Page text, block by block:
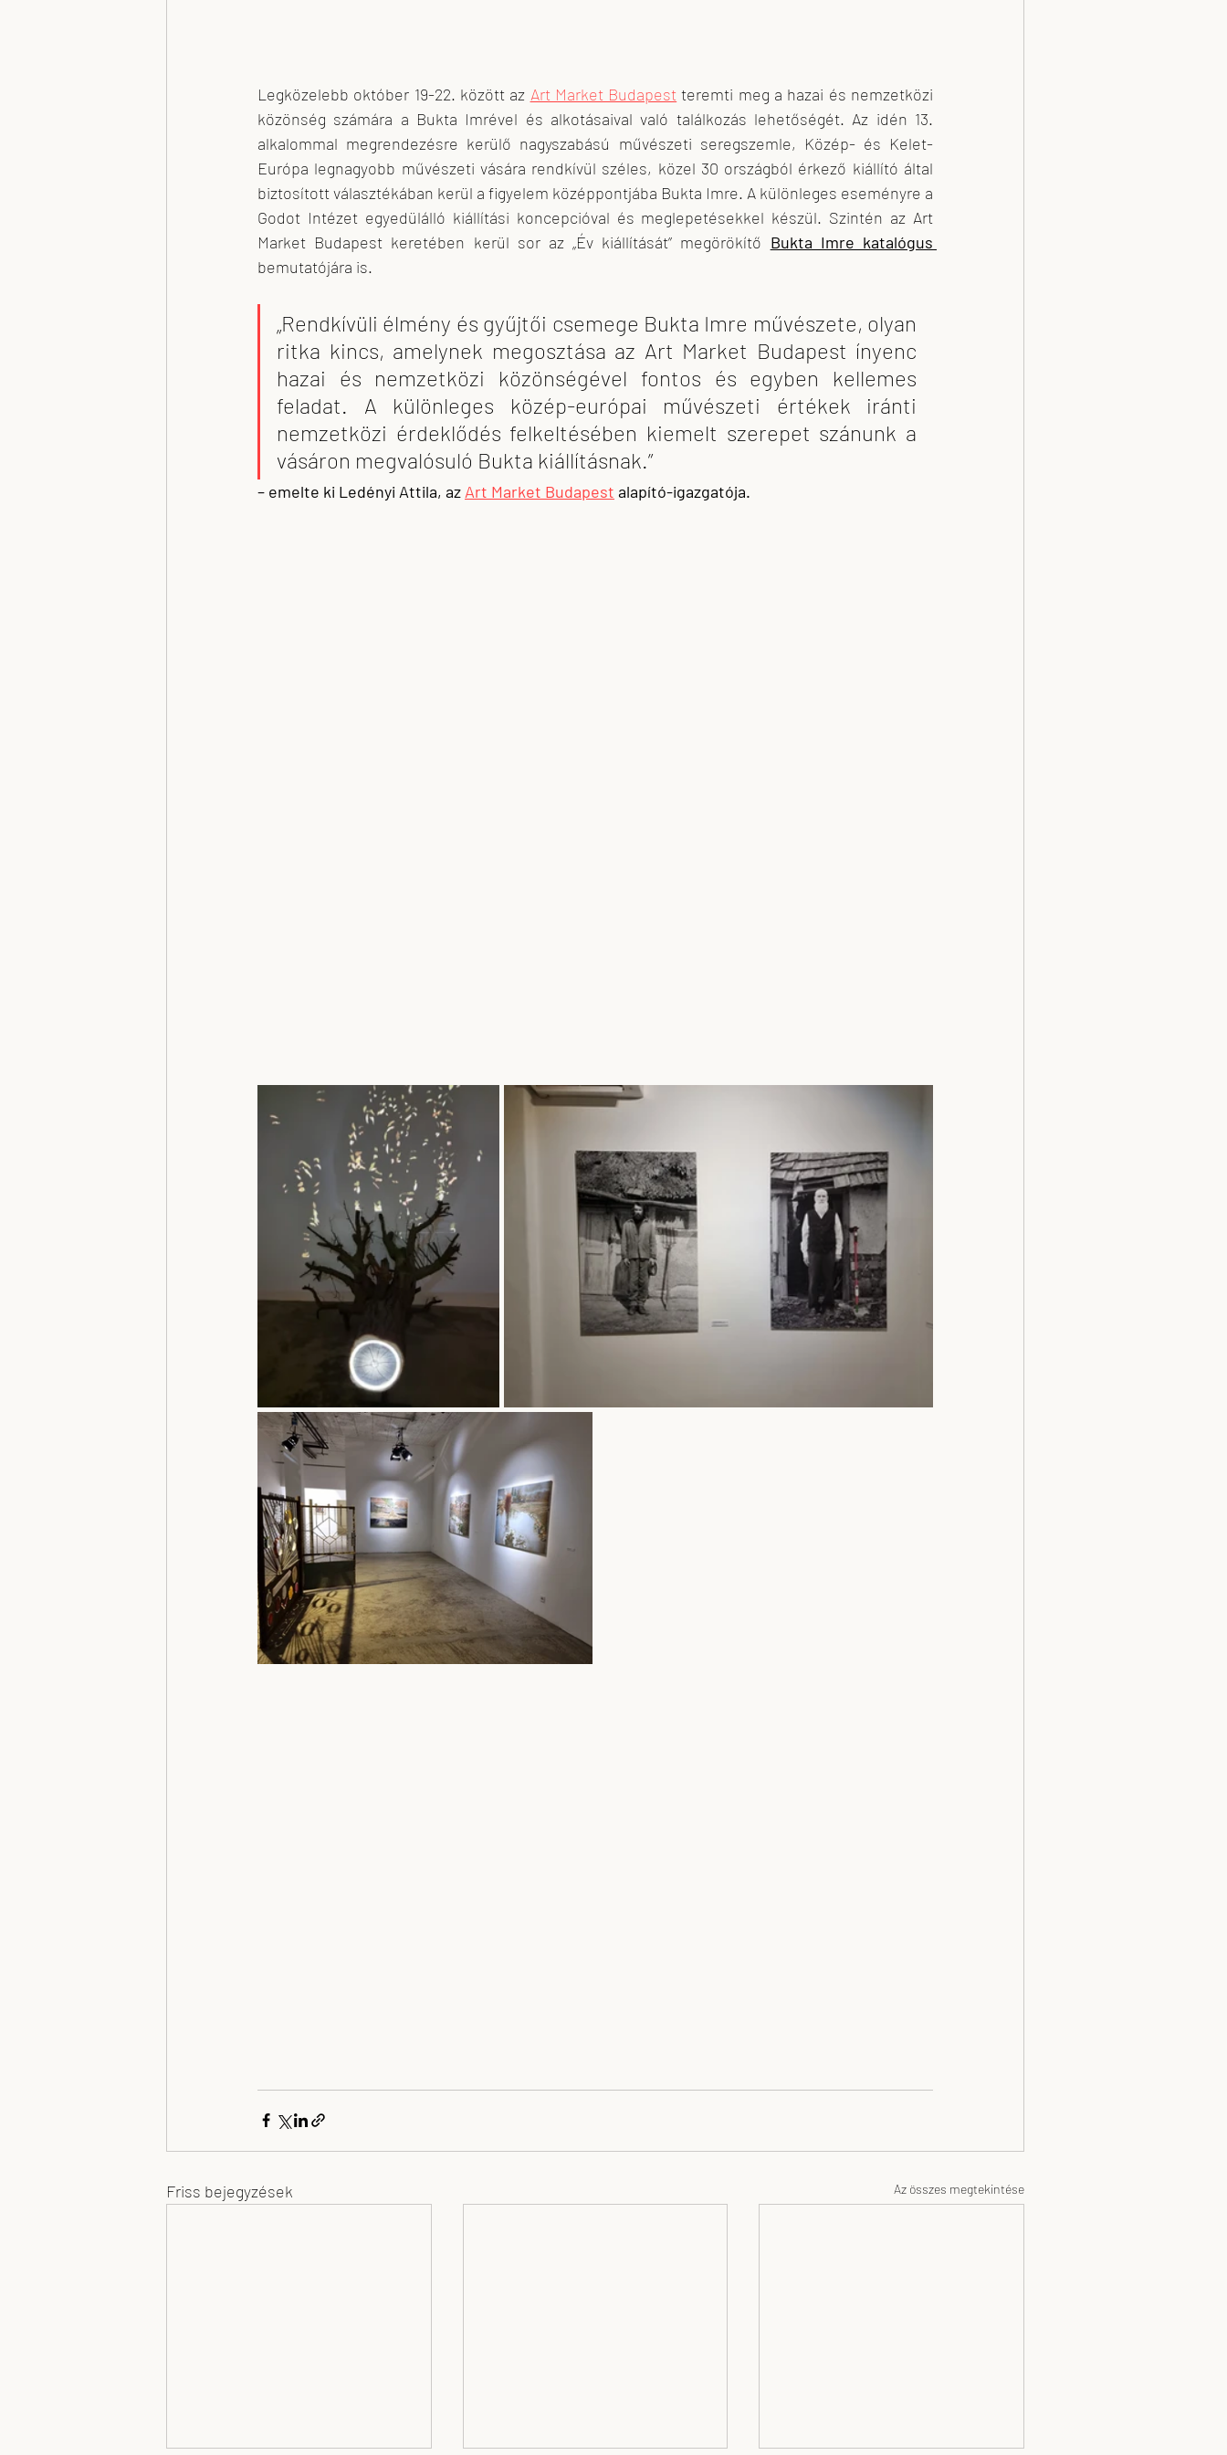
Legközelebb október 19-22. között az Art Market Budapest teremti meg a hazai és nemzetközi
közönség számára a Bukta Imrével és alkotásaival való találkozás lehetőségét. Az idén 13.
alkalommal megrendezésre kerülő nagyszabású művészeti seregszemle, Közép- és Kelet-
Európa legnagyobb művészeti vására rendkívül széles, közel 30 országból érkező kiállító által
biztosított választékában kerül a figyelem középpontjába Bukta Imre. A különleges eseményre a
Godot Intézet egyedülálló kiállítási koncepcióval és meglepetésekkel készül. Szintén az Art
Market Budapest keretében kerül sor az „Év kiállítását” megörökítő
bemutatójára is.
„Rendkívüli élmény és gyűjtői csemege Bukta Imre művészete, olyan
ritka kincs, amelynek megosztása az Art Market Budapest ínyenc
hazai és nemzetközi közönségével fontos és egyben kellemes
feladat. A különleges közép-európai művészeti értékek iránti
nemzetközi érdeklődés felkeltésében kiemelt szerepet szánunk a
vásáron megvalósuló Bukta kiállításnak.”
– emelte ki Ledényi Attila, az Art Market Budapest alapító-igazgatója.
Friss bejegyzések Az összes megtekintése